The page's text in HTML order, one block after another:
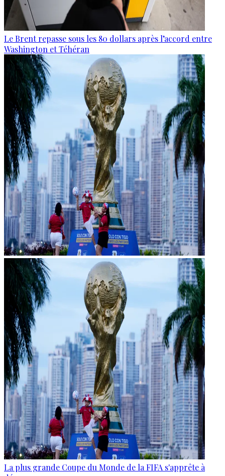
Le Brent repasse sous les 80 dollars après l’accord entre
Washington et Téhéran
La plus grande Coupe du Monde de la FIFA s'apprête à